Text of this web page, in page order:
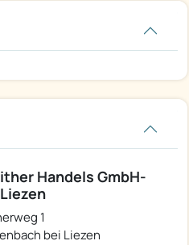
Handels GmbH-
1
bei Liezen